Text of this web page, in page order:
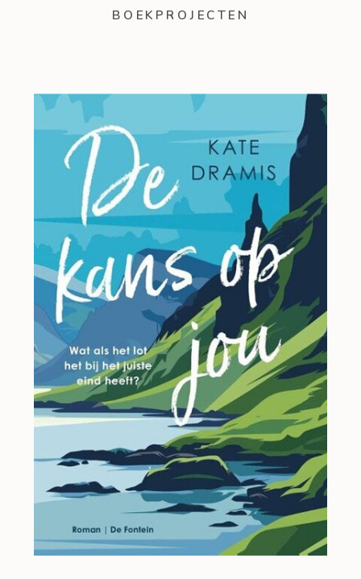
BOEKPROJECTEN